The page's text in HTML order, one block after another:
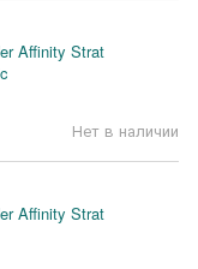
Affinity Strat
Нет в наличии
Affinity Strat